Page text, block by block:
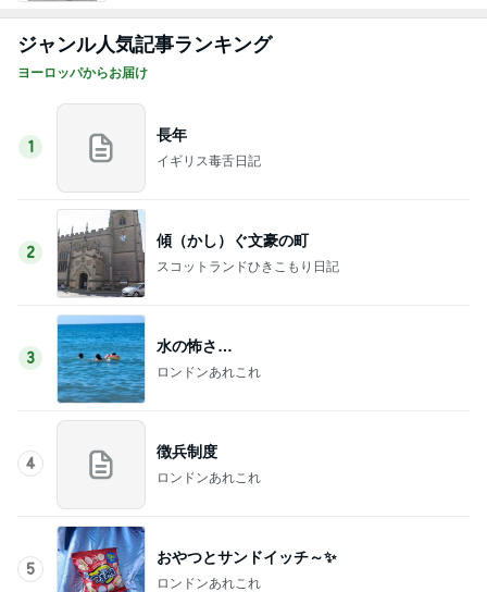
ジャンル人気記事ランキング
ヨーロッパからお届け
1
長年
イギリス毒舌日記
2
傾（かし）ぐ文豪の町
スコットランドひきこもり日記
3
水の怖さ…
ロンドンあれこれ
4
徴兵制度
ロンドンあれこれ
5
おやつとサンドイッチ～✨
ロンドンあれこれ